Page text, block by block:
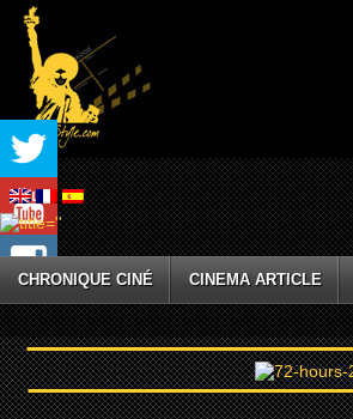
CHRONIQUE CINÉ CINEMA ARTICLE